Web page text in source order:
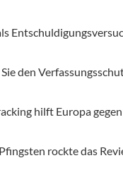
Sie den
hilft Europa
rockte das